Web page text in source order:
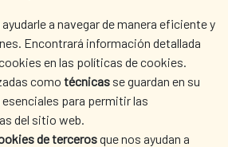
a navegar de manera eficiente y
Encontrará información detallada
en las políticas de cookies.
como técnicas se guardan en su
esenciales para permitir las
del sitio web.
de tercerosque nos ayudan a
WHERE DO WE COOPERATE?
PRESS ROOM
LIBRARY